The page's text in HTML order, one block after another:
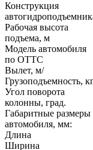
Конструкция
Рабочая высота
подъема, м
Модель автомобиля
по ОТТС
Вылет, м/
Грузоподъемность,
Угол поворота
колонны, град.
Габаритные размеры
автомобиля, мм:
Длина
Ширина